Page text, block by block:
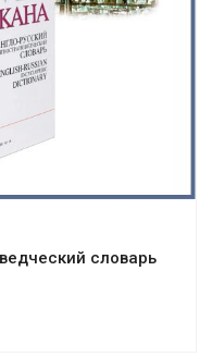
словарь